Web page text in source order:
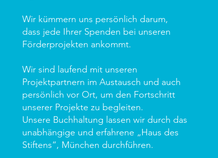
Wir kümmern uns persönlich darum,
dass jede Ihrer Spenden bei unseren
Förderprojekten ankommt.
Wir sind laufend mit unseren
Projektpartnern im Austausch und auch
persönlich vor Ort, um den Fortschritt
unserer Projekte zu begleiten.
Unsere Buchhaltung lassen wir durch das
unabhängige und erfahrene „Haus des
Stiftens“, München durchführen.